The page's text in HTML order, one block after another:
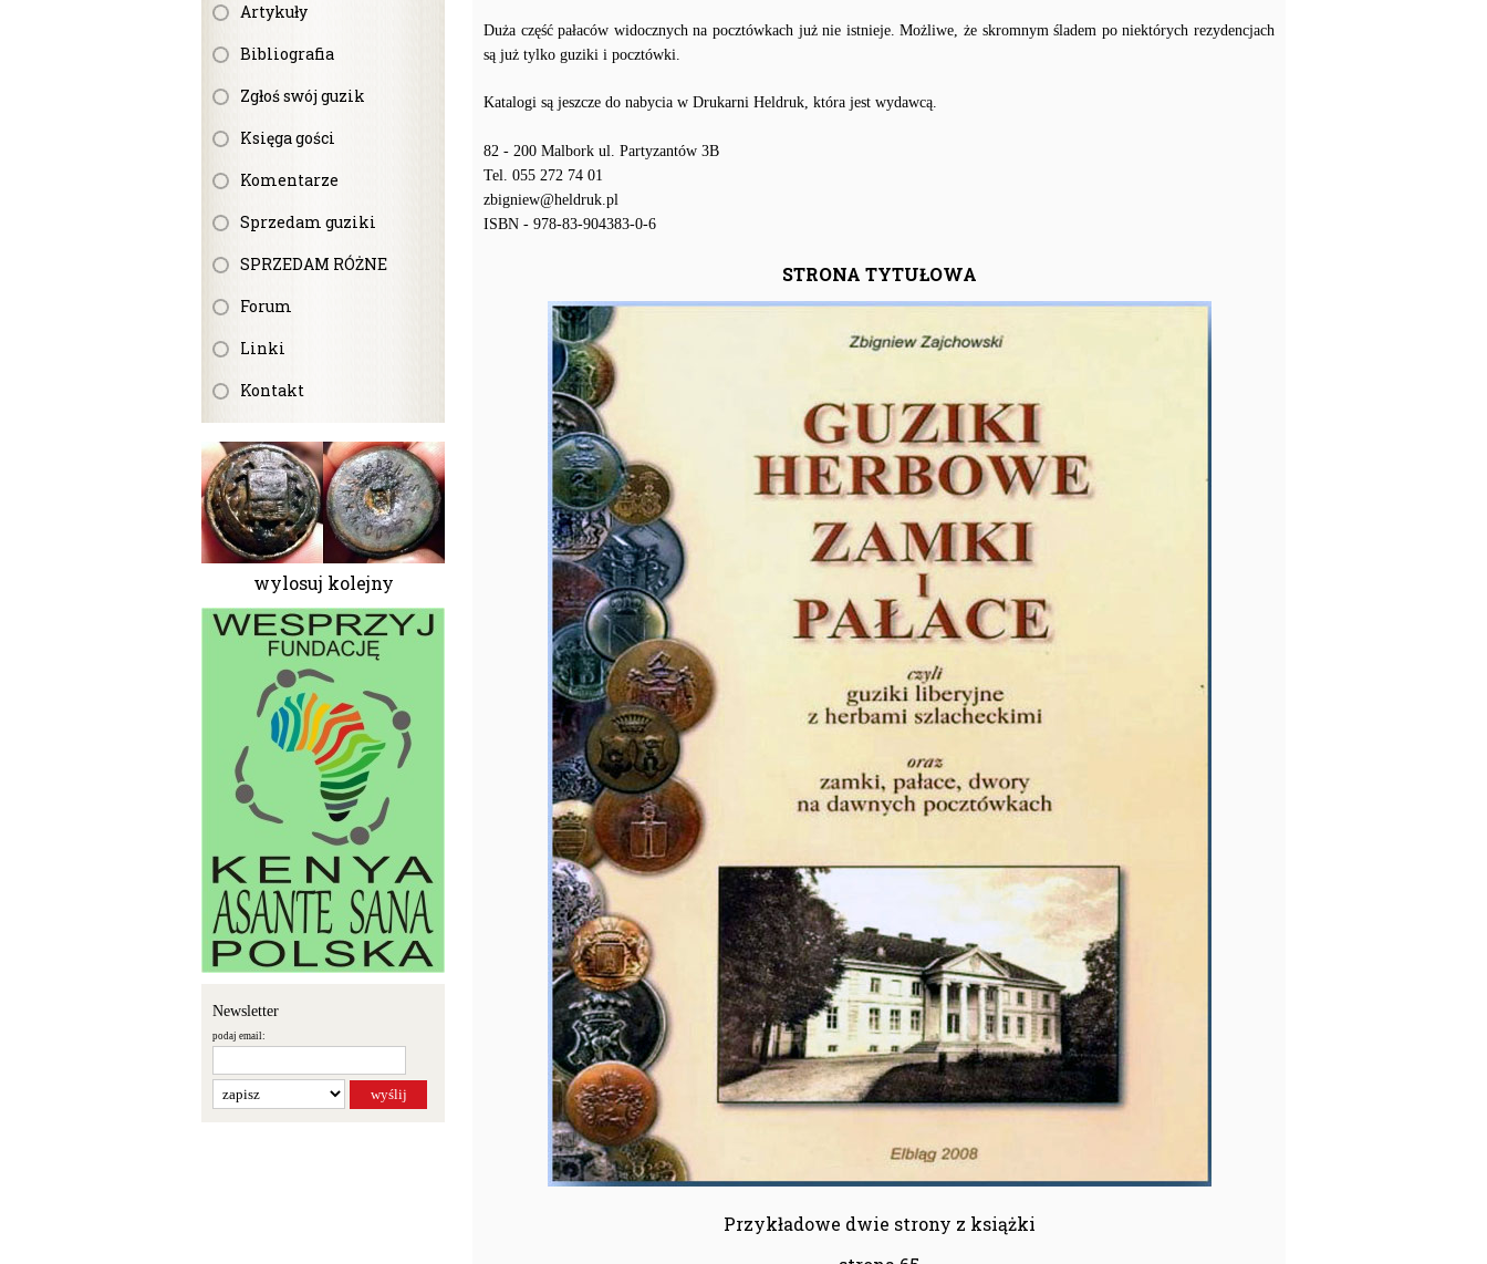
Artykuły
Bibliografia
Zgłoś swój guzik
Księga gości
Komentarze
Sprzedam guziki
SPRZEDAM RÓŻNE
Forum
Linki
Kontakt
wylosuj kolejny
Newsletter
podaj email:
Duża część pałaców widocznych na pocztówkach już nie istnieje. Możliwe, że skromnym śladem po niektórych rezydencjach
są już tylko guziki i pocztówki.
Katalogi są jeszcze do nabycia w Drukarni Heldruk, która jest wydawcą.
82 - 200 Malbork ul. Partyzantów 3B
Tel. 055 272 74 01
zbigniew@heldruk.pl
ISBN - 978-83-904383-0-6
STRONA TYTUŁOWA
Przykładowe dwie strony z książki